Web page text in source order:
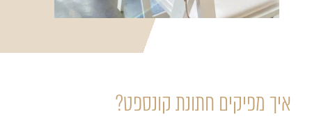
איך מפיקים חתונת קונספט?